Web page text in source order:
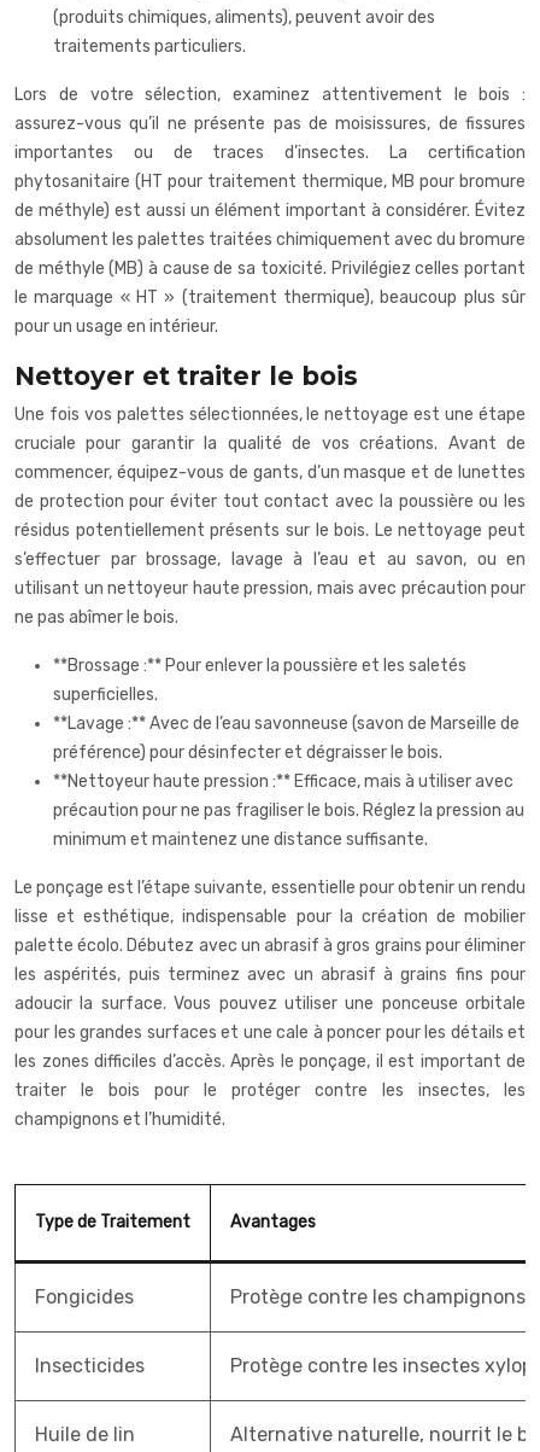
(produits chimiques, aliments), peuvent avoir des
traitements particuliers.
Lors de votre sélection, examinez attentivement le bois :
assurez-vous qu’il ne présente pas de moisissures, de fissures
importantes ou de traces d’insectes. La certification
phytosanitaire (HT pour traitement thermique, MB pour bromure
de méthyle) est aussi un élément important à considérer. Évitez
absolument les palettes traitées chimiquement avec du bromure
de méthyle (MB) à cause de sa toxicité. Privilégiez celles portant
le marquage « HT » (traitement thermique), beaucoup plus sûr
pour un usage en intérieur.
Nettoyer et traiter le bois
Une fois vos palettes sélectionnées, le nettoyage est une étape
cruciale pour garantir la qualité de vos créations. Avant de
commencer, équipez-vous de gants, d’un masque et de lunettes
de protection pour éviter tout contact avec la poussière ou les
résidus potentiellement présents sur le bois. Le nettoyage peut
s’effectuer par brossage, lavage à l’eau et au savon, ou en
utilisant un nettoyeur haute pression, mais avec précaution pour
ne pas abîmer le bois.
**Brossage :** Pour enlever la poussière et les saletés
superficielles.
**Lavage :** Avec de l’eau savonneuse (savon de Marseille de
préférence) pour désinfecter et dégraisser le bois.
**Nettoyeur haute pression :** Efficace, mais à utiliser avec
précaution pour ne pas fragiliser le bois. Réglez la pression au
minimum et maintenez une distance suffisante.
Le ponçage est l’étape suivante, essentielle pour obtenir un rendu
lisse et esthétique, indispensable pour la création de mobilier
palette écolo. Débutez avec un abrasif à gros grains pour éliminer
les aspérités, puis terminez avec un abrasif à grains fins pour
adoucir la surface. Vous pouvez utiliser une ponceuse orbitale
pour les grandes surfaces et une cale à poncer pour les détails et
les zones difficiles d’accès. Après le ponçage, il est important de
traiter le bois pour le protéger contre les insectes, les
champignons et l’humidité.
Type de Traitement Avantages
Fongicides Protège contre les champignons
Insecticides Protège contre les insectes
Huile de lin Alternative naturelle, nourrit le